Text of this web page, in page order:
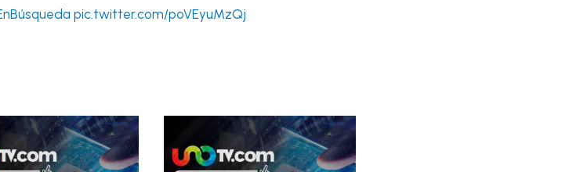
pic.twitter.com/poVEyuMzQj